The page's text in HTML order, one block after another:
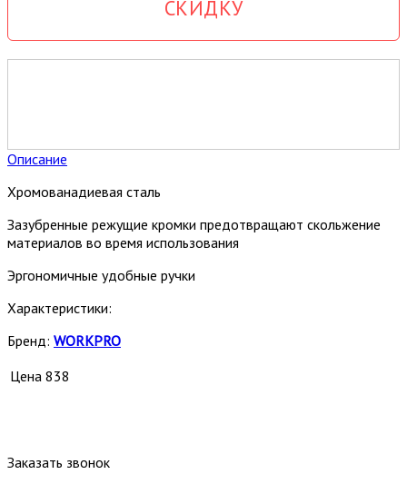
СКИДКУ
Описание
Хромованадиевая сталь
Зазубренные режущие кромки предотвращают скольжение
материалов во время использования
Эргономичные удобные ручки
Характеристики:
Бренд: WORKPRO
Цена 838
Заказать звонок